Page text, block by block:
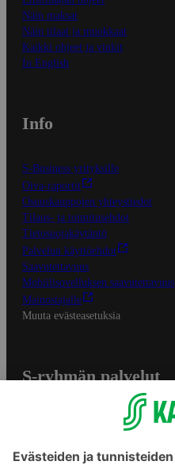
Näin maksat
Näin tilaat ja muokkaat
Kaikki ohjeet ja vinkit
In English
Info
S-Business yrityksille
Oiva-raportit
Osuuskauppojen yhteystiedot
Tilaus- ja toimitusehdot
Tietosuojakäytäntö
Palvelun käyttöehdot
Saavutettavuus
Mobiilisovelluksen saavutettavuus
Mainostajalle
Muuta evästeasetuksia
S-ryhmän palvelut
Yhteishyvä Ruoka -sovellus